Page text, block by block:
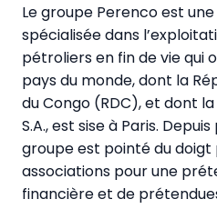
Le groupe Perenco est
spécialisée dans
pétroliers en fin de vie qui
pays du monde, dont la
du Congo (RDC), et dont
S.A., est sise à Paris.
groupe est pointé du doigt
associations pour une
financière et de